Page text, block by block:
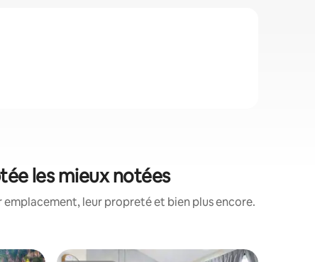
les mieux notées
leur propreté et bien plus encore.